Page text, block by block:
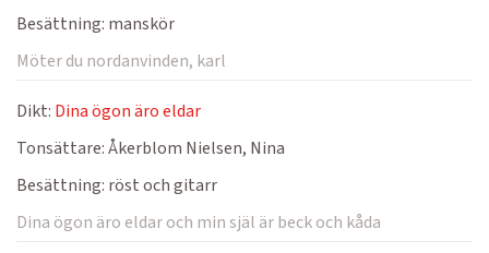
Besättning: manskör
Möter du nordanvinden, karl
Dikt: Dina ögon äro eldar
Tonsättare:Åkerblom Nielsen, Nina
Besättning: röst och gitarr
Dina ögon äro eldar och min själ är beck och kåda